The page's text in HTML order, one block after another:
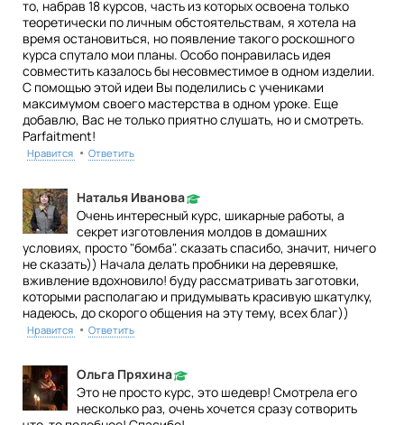
то, набрав 18 курсов, часть из которых освоена только
теоретически по личным обстоятельствам, я хотела на
время остановиться, но появление такого роскошного
курса спутало мои планы. Особо понравилась идея
совместить казалось бы несовместимое в одном изделии.
С помощью этой идеи Вы поделились с учениками
максимумом своего мастерства в одном уроке. Еще
добавлю, Вас не только приятно слушать, но и смотреть.
Parfaitment!
Нравится • Ответить
Наталья Иванова
Очень интересный курс, шикарные работы, а
секрет изготовления молдов в домашних
условиях, просто "бомба". сказать спасибо, значит, ничего
не сказать)) Начала делать пробники на деревяшке,
вживление вдохновило! буду рассматривать заготовки,
которыми располагаю и придумывать красивую шкатулку,
надеюсь, до скорого общения на эту тему, всех благ))
Нравится • Ответить
Ольга Пряхина
Это не просто курс, это шедевр! Смотрела его
несколько раз, очень хочется сразу сотворить